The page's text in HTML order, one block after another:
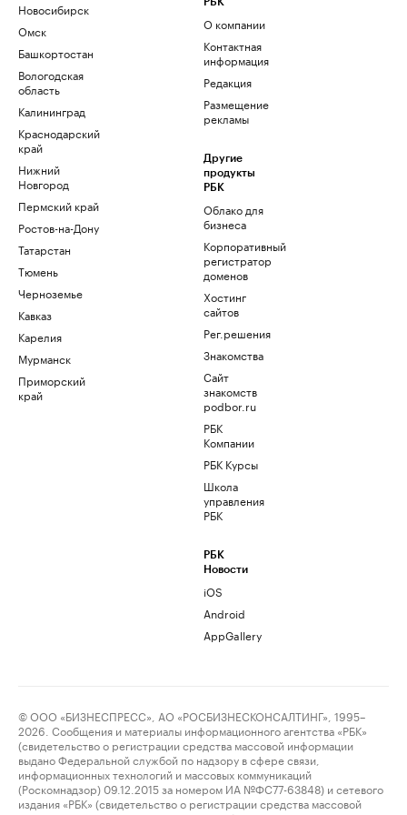
Новосибирск
Омск
Башкортостан
Вологодская
область
Калининград
Краснодарский
край
Нижний
Новгород
Пермский край
Ростов-на-Дону
Татарстан
Тюмень
Черноземье
Кавказ
Карелия
Мурманск
Приморский
край
О компании
Контактная
информация
Редакция
Размещение
рекламы
Другие
продукты
РБК
Облако для
бизнеса
Корпоративный
регистратор
доменов
Хостинг
сайтов
Рег.решения
Знакомства
Сайт
знакомств
podbor.ru
РБК
Компании
РБК Курсы
Школа
управления
РБК
РБК
Новости
iOS
Android
AppGallery
© ООО «БИЗНЕСПРЕСС», АО «РОСБИЗНЕСКОНСАЛТИНГ», 1995–
2026. Сообщения и материалы информационного агентства «РБК»
(свидетельство о регистрации средства массовой информации
выдано Федеральной службой по надзору в сфере связи,
информационных технологий и массовых коммуникаций
(Роскомнадзор) 09.12.2015 за номером ИА №ФС77-63848) и сетевого
издания «РБК» (свидетельство о регистрации средства массовой